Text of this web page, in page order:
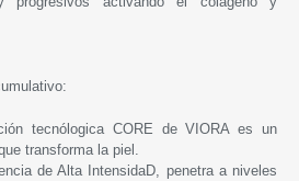
tecnólogica CORE de VIORA es un
transforma la piel.
de Alta IntensidaD, penetra a niveles